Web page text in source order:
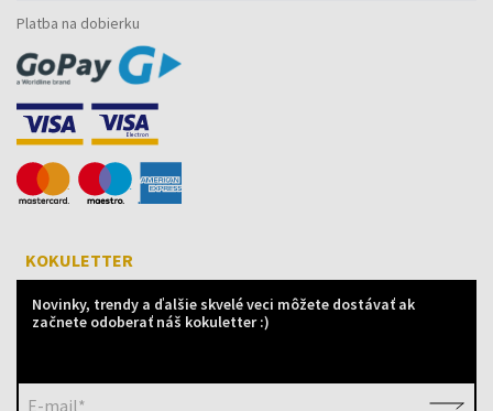
Platba na dobierku
KOKULETTER
Novinky, trendy a ďalšie skvelé veci môžete dostávať ak
začnete odoberať náš kokuletter :)
E-mail*